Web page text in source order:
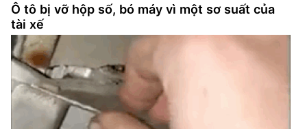
Ô tô bị vỡ hộp số, bó máy vì một sơ suất của
tài xế